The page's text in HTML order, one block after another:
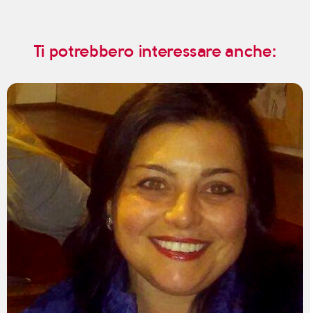
Ti potrebbero interessare anche: